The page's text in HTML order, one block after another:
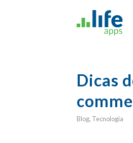
Dicas
Blog, Tecnologia